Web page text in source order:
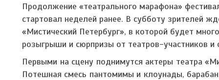
Продолжение «театрального марафона»
стартовал неделей ранее. В субботу зрителей
«Мистический Петербург», в которой будет
розыгрыши и сюрпризы от театров-участников и
Первыми на сцену поднимутся актеры театра
Потешная смесь пантомимы и клоунады,